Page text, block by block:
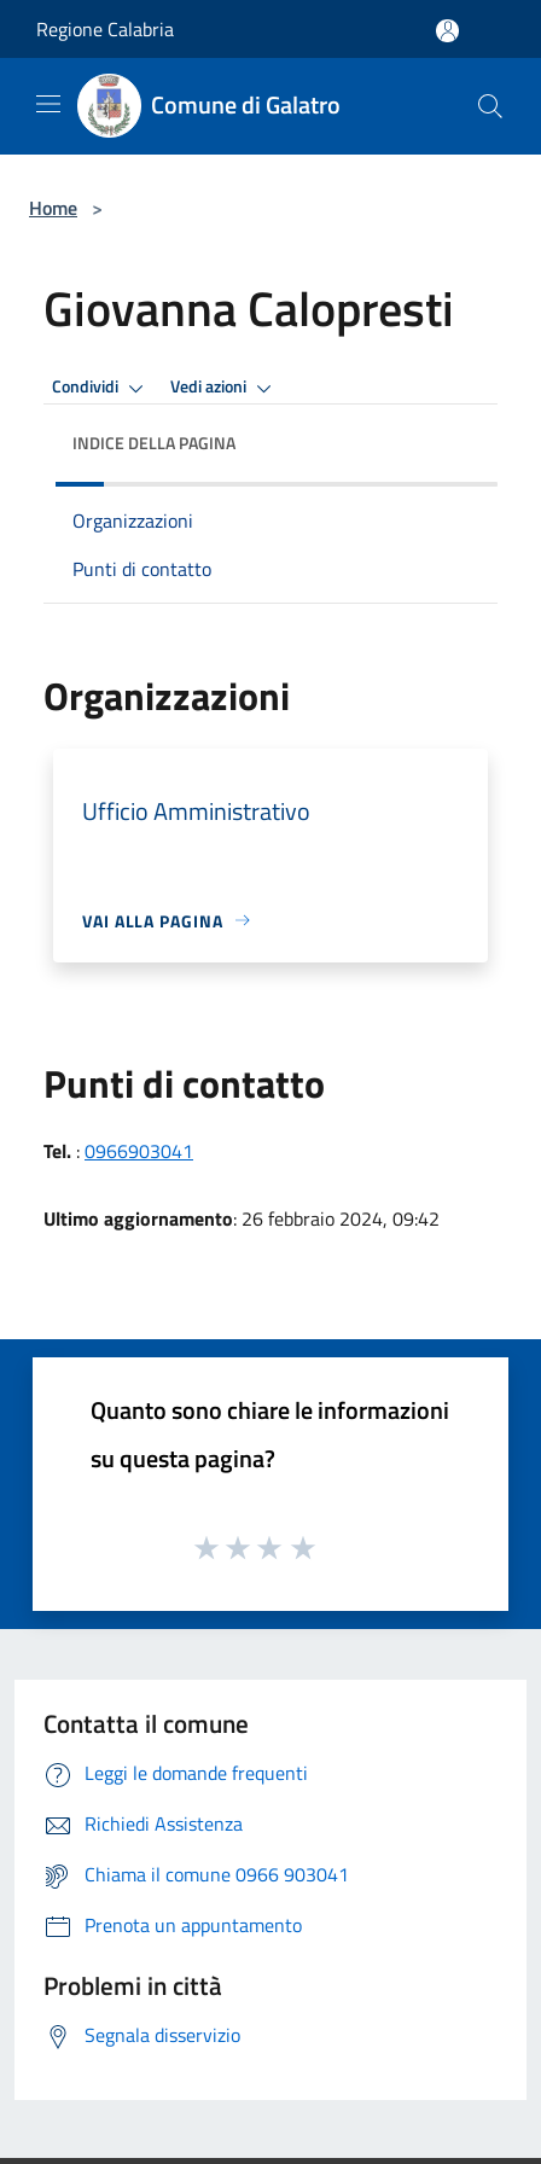
Regione Calabria
Comune di Galatro
Home >
Giovanna Calopresti
Condividi Vedi azioni
INDICE DELLA PAGINA
Organizzazioni
Punti di contatto
Organizzazioni
Ufficio Amministrativo
VAI ALLA PAGINA
Punti di contatto
Tel. :0966903041
Ultimo aggiornamento: 26 febbraio 2024, 09:42
Quanto sono chiare le informazioni
su questa pagina?
Contatta il comune
Leggi le domande frequenti
Richiedi Assistenza
Chiama il comune 0966 903041
Prenota un appuntamento
Problemi in città
Segnala disservizio